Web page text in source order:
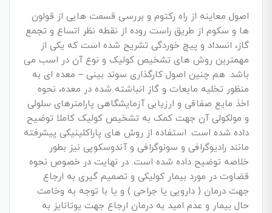
اصول معاینه از راه رکتوم و بررسی قسمت هایی از قولون
ها و سکوم از طریق راست روده از نقطه نظر اتساع و تجمع
گاز، انسداد و پیچ خوردگی تشریح شده است که یکی از
مهمترین روش های تشخیص کولیک و نوع آن در اسب می
باشد. هم چنین اصول کارگذاری سوند بینی – معده ای به
منظور تخلیه مایعات و گاز انباشته شده در معده، نحوه
اخذ مایع صفاقی و ارزیابی آزمایشگاهی پارامترهای سلولی
و مولکولی آن جهت کمک به تشخیص کولیک کاملا توضیح
داده شده است. استفاده از روش های پاراکلینیکی پیشرفته
مانند رادیوگرافی و سونوگرافی و آندوسکوپی نیز بطور
خلاصه توضیح داده شده است. در نهایت در خصوص نحوه
قضاوت در مورد بیمار کولیکی و تصمیم گیری به ارجاع
جهت درمان ( دارویی یا جراحی ) و یا با توجه به وخامت
حال بیمار و عدم امید به درمان ارجاع جهت یوتانایز به